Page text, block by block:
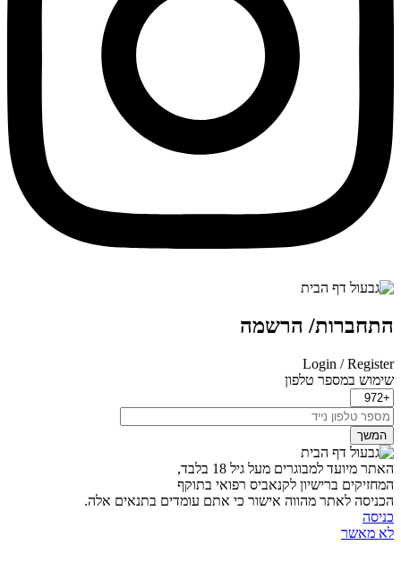
הרשמה
Login /
במספר טלפון
המשך
מיועד למבוגרים מעל גיל 18 בלבד,
ברישיון לקנאביס רפואי בתוקף
לאתר מהווה אישור כי אתם עומדים בתנאים אלה.
מאשר